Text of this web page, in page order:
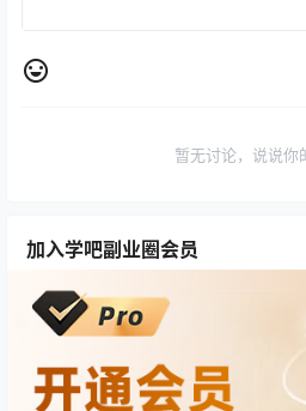
暂无讨论，说说你
加入学吧副业圈会员